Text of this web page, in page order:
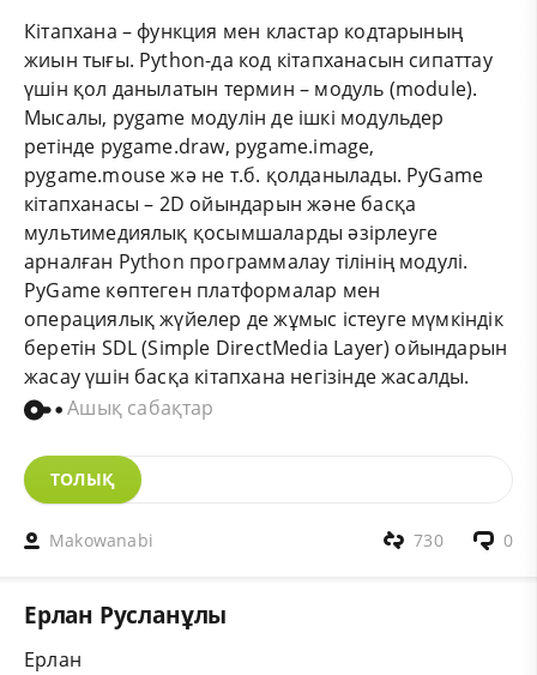
Кітапхана – функция мен кластар кодтарының
жиын тығы. Python-да код кітапханасын сипаттау
үшін қол данылатын термин – модуль (module).
Мысалы, pygame модулін де ішкі модульдер
ретінде pygame.draw, pygame.image,
pygame.mouse жә не т.б. қолданылады. PyGame
кітапханасы – 2D ойындарын және басқа
мультимедиялық қосымшаларды әзірлеуге
арналған Рython программалау тілінің модулі.
РyGame көптеген платформалар мен
операциялық жүйелер де жұмыс істеуге мүмкіндік
беретін SDL (Simple DirectMedia Layer) ойындарын
жасау үшін басқа кітапхана негізінде жасалды.
Ашық сабақтар
ТОЛЫҚ
Makowanabi 0
730
Ерлан Русланұлы
Ерлан